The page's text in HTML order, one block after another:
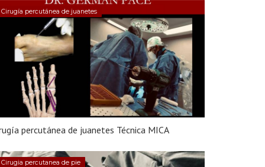
Cirugía percutánea de juanetes
percutánea de juanetes Técnica MICA
Cirugia percutanea de pie